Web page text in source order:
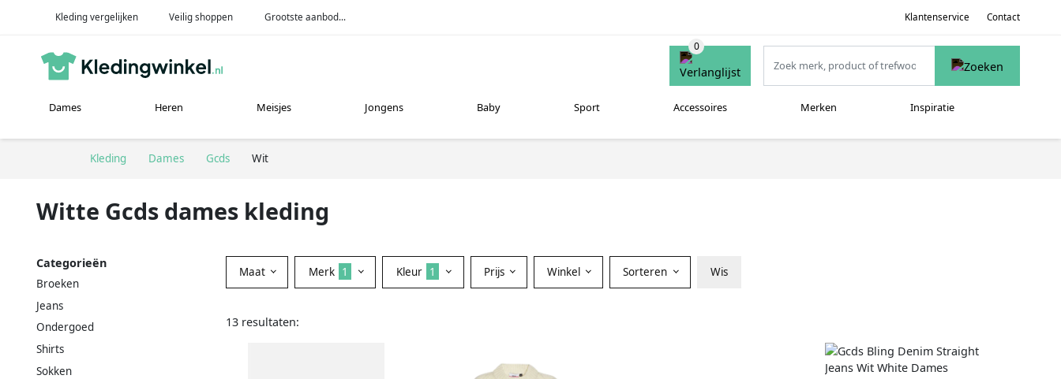
Kleding vergelijken Veilig shoppen Grootste aanbod... Klantenservice Contact
Dames Heren Meisjes Jongens Baby Sport Accessoires Merken Inspiratie
Kleding Dames Gcds Wit
Witte Gcds dames kleding
Categorieën
Broeken
Jeans
Ondergoed
Shirts
Sokken
Maat Merk 1 Kleur 1 Prijs Winkel Sorteren Wis
13 resultaten: